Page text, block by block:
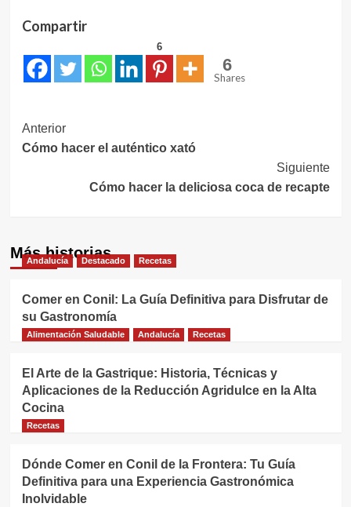
Compartir
6
6
Shares
Navegación
de
entradas
Anterior
Cómo hacer el auténtico xató
Siguiente
Cómo hacer la deliciosa coca de recapte
Más historias
Andalucía Destacado Recetas
Comer en Conil: La Guía Definitiva para Disfrutar de
su Gastronomía
Alimentación Saludable Andalucía Recetas
El Arte de la Gastrique: Historia, Técnicas y
Aplicaciones de la Reducción Agridulce en la Alta
Cocina
Recetas
Dónde Comer en Conil de la Frontera: Tu Guía
Definitiva para una Experiencia Gastronómica
Inolvidable